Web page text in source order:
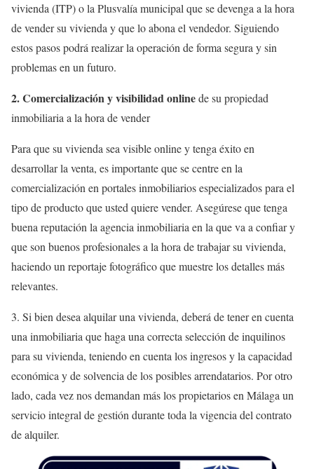
vivienda (ITP) o la Plusvalía municipal que se devenga a la hora
de vender su vivienda y que lo abona el vendedor. Siguiendo
estos pasos podrá realizar la operación de forma segura y sin
problemas en un futuro.
2. Comercialización y visibilidad onlinede su propiedad
inmobiliaria a la hora de vender
Para que su vivienda sea visible online y tenga éxito en
desarrollar la venta, es importante que se centre en la
comercialización en portales inmobiliarios especializados para el
tipo de producto que usted quiere vender. Asegúrese que tenga
buena reputación la agencia inmobiliaria en la que va a confiar y
que son buenos profesionales a la hora de trabajar su vivienda,
haciendo un reportaje fotográfico que muestre los detalles más
relevantes.
3. Si bien desea alquilar una vivienda, deberá de tener en cuenta
una inmobiliaria que haga una correcta selección de inquilinos
para su vivienda, teniendo en cuenta los ingresos y la capacidad
económica y de solvencia de los posibles arrendatarios. Por otro
lado, cada vez nos demandan más los propietarios en Málaga un
servicio integral de gestión durante toda la vigencia del contrato
de alquiler.